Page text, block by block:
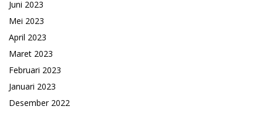
Juni 2023
Mei 2023
April 2023
Maret 2023
Februari 2023
Januari 2023
Desember 2022